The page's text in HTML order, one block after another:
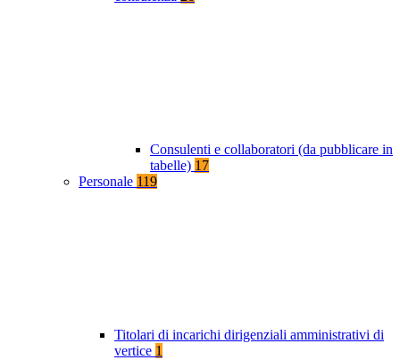
Consulenti e collaboratori (da pubblicare in
tabelle) 17
Personale 119
Titolari di incarichi dirigenziali amministrativi di
vertice 1